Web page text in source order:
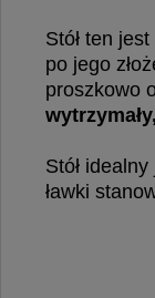
Stół ten jest
po jego
proszkowo
Stół
ławki